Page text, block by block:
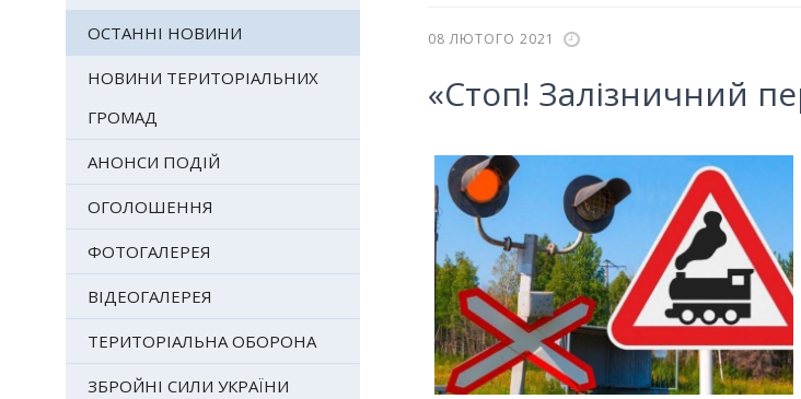
ОСТАННІ НОВИНИ
НОВИНИ ТЕРИТОРІАЛЬНИХ
ГРОМАД
АНОНСИ ПОДІЙ
ОГОЛОШЕННЯ
ФОТОГАЛЕРЕЯ
ВІДЕОГАЛЕРЕЯ
ТЕРИТОРІАЛЬНА ОБОРОНА
ЗБРОЙНІ СИЛИ УКРАЇНИ
08 ЛЮТОГО 2021
«Стоп! Залізничний